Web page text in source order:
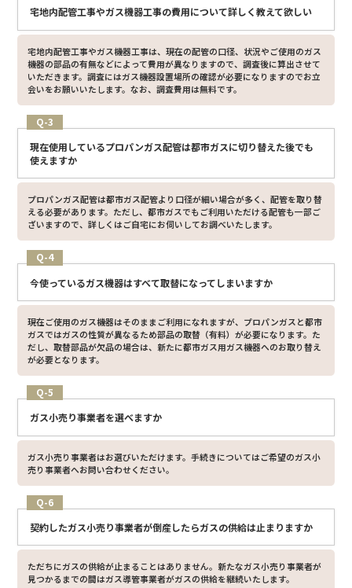
宅地内配管工事やガス機器工事の費用について詳しく教えて欲しい
宅地内配管工事やガス機器工事は、現在の配管の口径、状況やご使用のガス
機器の部品の有無などによって費用が異なりますので、調査後に算出させて
いただきます。調査にはガス機器設置場所の確認が必要になりますのでお立
会いをお願いいたします。なお、調査費用は無料です。
Q-3
現在使用しているプロパンガス配管は都市ガスに切り替えた後でも
使えますか
プロパンガス配管は都市ガス配管より口径が細い場合が多く、配管を取り替
える必要があります。ただし、都市ガスでもご利用いただける配管も一部ご
ざいますので、詳しくはご自宅にお伺いしてお調べいたします。
Q-4
今使っているガス機器はすべて取替になってしまいますか
現在ご使用のガス機器はそのままご利用になれますが、プロパンガスと都市
ガスではガスの性質が異なるため部品の取替（有料）が必要になります。た
だし、取替部品が欠品の場合は、新たに都市ガス用ガス機器へのお取り替え
が必要となります。
Q-5
ガス小売り事業者を選べますか
ガス小売り事業者はお選びいただけます。手続きについてはご希望のガス小
売り事業者へお問い合わせください。
Q-6
契約したガス小売り事業者が倒産したらガスの供給は止まりますか
ただちにガスの供給が止まることはありません。新たなガス小売り事業者が
見つかるまでの間はガス導管事業者がガスの供給を継続いたします。